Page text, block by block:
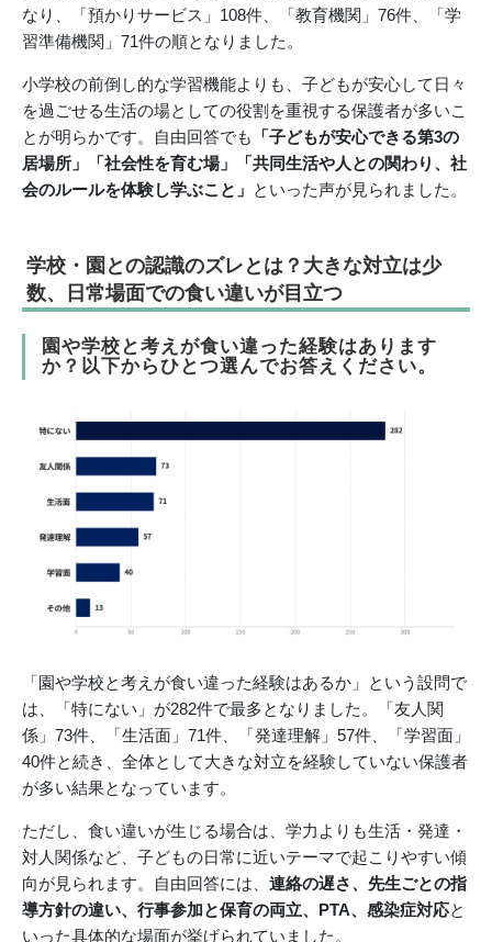
なり、「預かりサービス」108件、「教育機関」76件、「学
習準備機関」71件の順となりました。
小学校の前倒し的な学習機能よりも、子どもが安心して日々
を過ごせる生活の場としての役割を重視する保護者が多いこ
とが明らかです。自由回答でも
「子どもが安心できる第3の
居場所」「社会性を育む場」「共同生活や人との関わり、社
会のルールを体験し学ぶこと」 といった声が見られました。
学校・園との認識のズレとは？大きな対立は少
数、日常場面での食い違いが目立つ
園や学校と考えが食い違った経験はあります
か？以下からひとつ選んでお答えください。
「園や学校と考えが食い違った経験はあるか」という設問で
は、「特にない」が282件で最多となりました。「友人関
係」73件、「生活面」71件、「発達理解」57件、「学習面」
40件と続き、全体として大きな対立を経験していない保護者
が多い結果となっています。
ただし、食い違いが生じる場合は、学力よりも生活・発達・
対人関係など、子どもの日常に近いテーマで起こりやすい傾
向が見られます。自由回答には、 連絡の遅さ、先生ごとの指
導方針の違い、行事参加と保育の両立、PTA、感染症対応と
いった具体的な場面が挙げられていました。